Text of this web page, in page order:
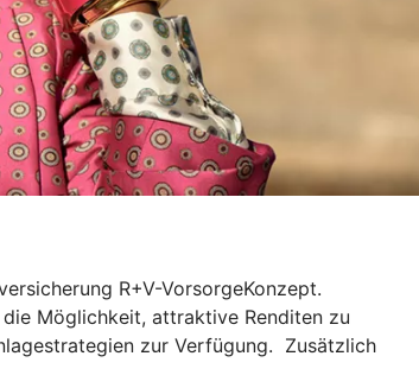
R+V-VorsorgeKonzept.
Möglichkeit, attraktive Renditen zu
zur Verfügung. Zusätzlich